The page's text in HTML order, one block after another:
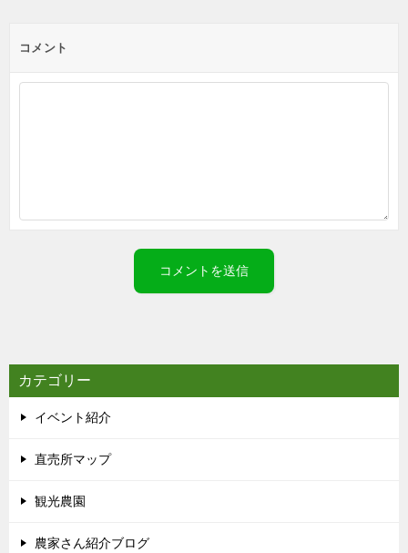
コメント
カテゴリー
イベント紹介
直売所マップ
観光農園
農家さん紹介ブログ